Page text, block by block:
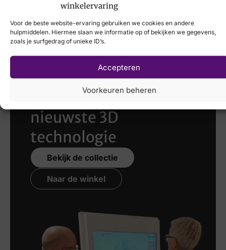
winkelervaring
Voor de beste website-ervaring gebruiken we cookies en andere
hulpmiddelen. Hiermee slaan we informatie op of bekijken we gegevens,
zoals je surfgedrag of unieke ID’s.
Accepteren
Voorkeuren beheren
79,95
Laat uw voeten
scannen met de
nieuwste 3D
technologie
Bekijk de collectie
Naar de winkel